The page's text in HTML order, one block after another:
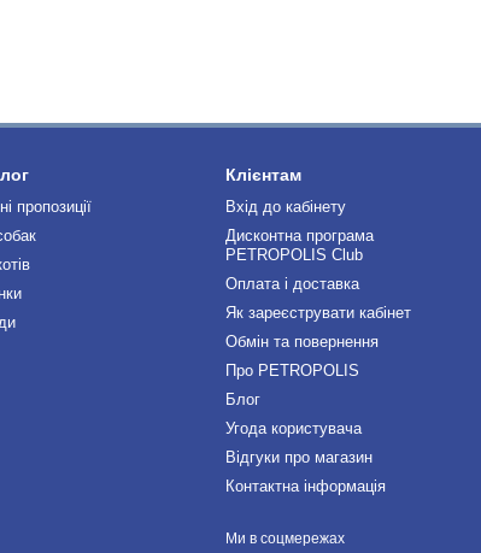
пропозиції
Клієнтам
Вхід до кабінету
Дисконтна програма
PETROPOLIS Club
Оплата і доставка
Як зареєструвати кабінет
Обмін та повернення
Про PETROPOLIS
Блог
Угода користувача
Відгуки про магазин
Контактна інформація
Ми в соцмережах